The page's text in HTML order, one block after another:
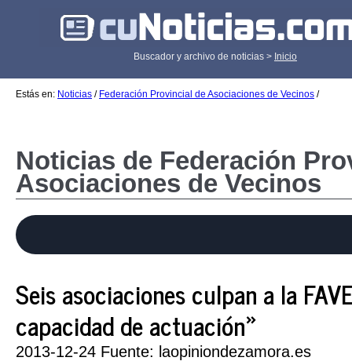
Buscador y archivo de noticias > Inicio
Estás en: Noticias / Federación Provincial de Asociaciones de Vecinos /
Noticias de Federación
Asociaciones de Vecinos
Seis asociaciones culpan a la
capacidad de actuación»
2013-12-24 Fuente: laopiniondezamora.es